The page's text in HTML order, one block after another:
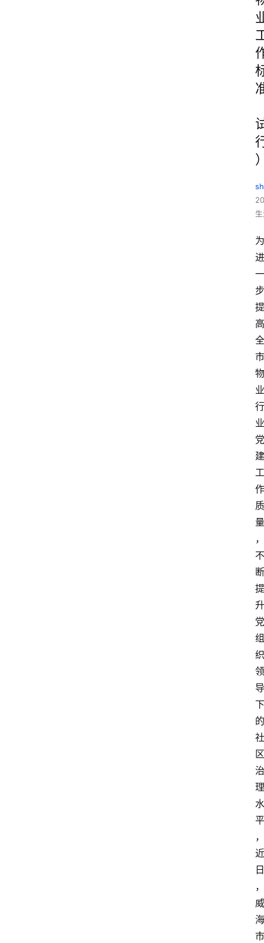
为
进
一
步
提
高
全
市
物
业
行
业
党
建
工
作
质
量
，
不
断
提
升
党
组
织
领
导
下
的
社
区
治
理
水
平
，
近
日
，
威
海
市